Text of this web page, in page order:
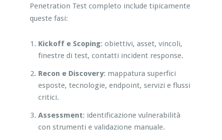
Penetration Test completo include tipicamente
queste fasi:
Kickoff e Scoping: obiettivi, asset, vincoli,
finestre di test, contatti incident response.
Recon e Discovery: mappatura superfici
esposte, tecnologie, endpoint, servizi e flussi
critici.
Assessment: identificazione vulnerabilità
con strumenti e validazione manuale.